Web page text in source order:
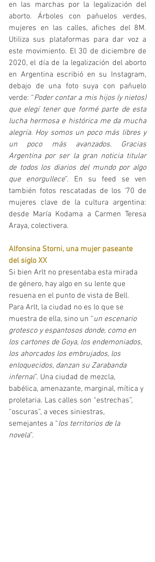
en las marchas por la legalización del
aborto. Árboles con pañuelos verdes,
mujeres en las calles, afiches del 8M.
Utiliza sus plataformas para dar voz a
este movimiento. El 30 de diciembre de
2020, el día de la legalización del aborto
en Argentina escribió en su Instagram,
debajo de una foto suya con pañuelo
verde: “Poder contar a mis hijos (y nietos)
que elegí tener que formé parte de esta
lucha hermosa e histórica me da mucha
alegría. Hoy somos un poco más libres y
un poco más avanzados. Gracias
Argentina por ser la gran noticia titular
de todos los diarios del mundo por algo
que enorgullece”. En su feed se ven
también fotos rescatadas de los ‘70 de
mujeres clave de la cultura argentina:
desde María Kodama a Carmen Teresa
Araya, colectivera.
Alfonsina Storni, una mujer paseante
del siglo XX
Si bien Arlt no presentaba esta mirada
de género, hay algo en su lente que
resuena en el punto de vista de Bell.
Para Arlt, la ciudad no es lo que se
muestra de ella, sino un “un escenario
grotesco y espantosos donde, como en
los cartones de Goya, los endemoniados,
los ahorcados los embrujados, los
enloquecidos, danzan su Zarabanda
infernal”. Una ciudad de mezcla,
babélica, amenazante, marginal, mítica y
proletaria. Las calles son “estrechas”,
“oscuras”, a veces siniestras,
semejantes a “los territorios de la
novela”.